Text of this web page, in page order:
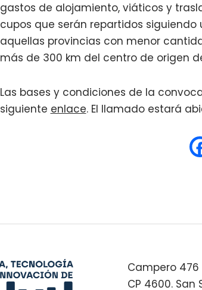
gastos de alojamiento, viáticos y
cupos que serán repartidos
aquellas provincias con menor
más de 300 km del centro de origen
Las bases y condiciones de la
siguiente enlace. El llamado estará
Campero 476
CP 4600.